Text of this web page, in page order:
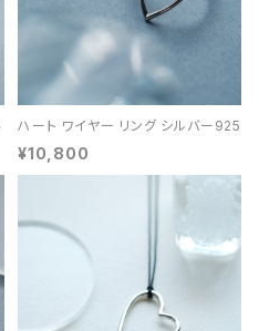
ハート ワイヤー リング シルバー925
¥10,800